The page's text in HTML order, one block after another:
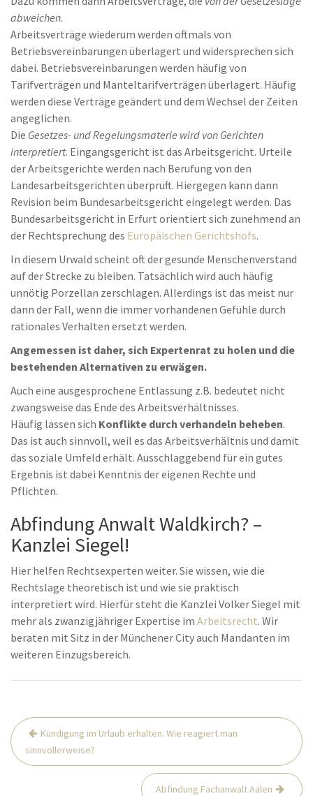
abweichen.
Arbeitsverträge wiederum werden oftmals von
Betriebsvereinbarungen überlagert und widersprechen sich
dabei. Betriebsvereinbarungen werden häufig von
Tarifverträgen und Manteltarifverträgen überlagert. Häufig
werden diese Verträge geändert und dem Wechsel der Zeiten
angeglichen.
Die Gesetzes- und Regelungsmaterie wird von Gerichten
interpretiert. Eingangsgericht ist das Arbeitsgericht. Urteile
der Arbeitsgerichte werden nach Berufung von den
Landesarbeitsgerichten überprüft. Hiergegen kann dann
Revision beim Bundesarbeitsgericht eingelegt werden. Das
Bundesarbeitsgericht in Erfurt orientiert sich zunehmend an
der Rechtsprechung des Europäischen Gerichtshofs.
In diesem Urwald scheint oft der gesunde Menschenverstand
auf der Strecke zu bleiben. Tatsächlich wird auch häufig
unnötig Porzellan zerschlagen. Allerdings ist das meist nur
dann der Fall, wenn die immer vorhandenen Gefühle durch
rationales Verhalten ersetzt werden.
Angemessen ist daher, sich Expertenrat zu holen und die
bestehenden Alternativen zu erwägen.
Auch eine ausgesprochene Entlassung z.B. bedeutet nicht
zwangsweise das Ende des Arbeitsverhältnisses.
Häufig lassen sich Konflikte durch verhandeln beheben.
Das ist auch sinnvoll, weil es das Arbeitsverhältnis und damit
das soziale Umfeld erhält. Ausschlaggebend für ein gutes
Ergebnis ist dabei Kenntnis der eigenen Rechte und
Pflichten.
Abfindung Anwalt Waldkirch? –
Kanzlei Siegel!
Hier helfen Rechtsexperten weiter. Sie wissen, wie die
Rechtslage theoretisch ist und wie sie praktisch
interpretiert wird. Hierfür steht die Kanzlei Volker Siegel mit
mehr als zwanzigjähriger Expertise im Arbeitsrecht. Wir
beraten mit Sitz in der Münchener City auch Mandanten im
weiteren Einzugsbereich.
Beitrags-
Navigation
Kündigung im Urlaub erhalten. Wie reagiert man
sinnvollerweise?
Abfindung Fachanwalt Aalen